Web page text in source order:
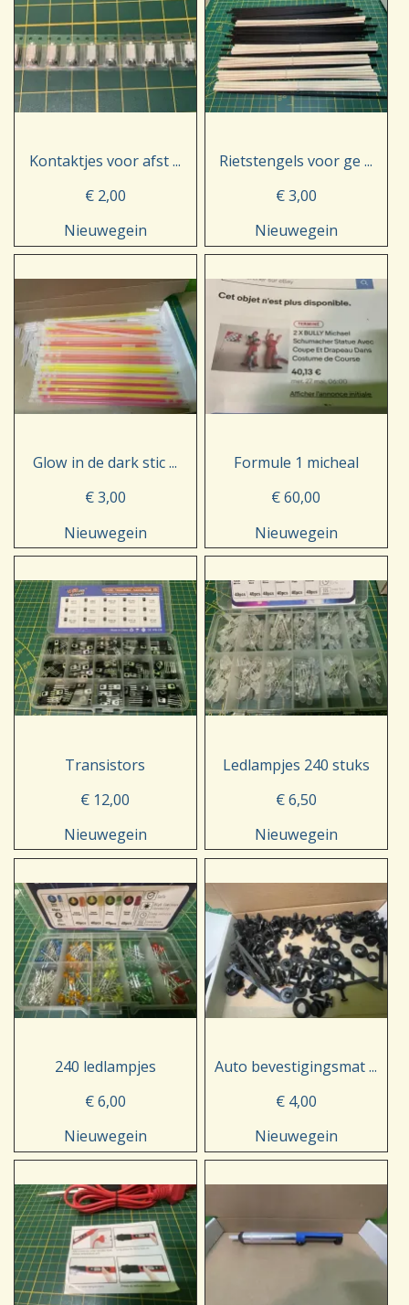
Kontaktjes voor afst ...
€ 2,00
Nieuwegein
Rietstengels voor ge ...
€ 3,00
Nieuwegein
Glow in de dark stic ...
€ 3,00
Nieuwegein
Formule 1 micheal
€ 60,00
Nieuwegein
Transistors
€ 12,00
Nieuwegein
Ledlampjes 240 stuks
€ 6,50
Nieuwegein
240 ledlampjes
€ 6,00
Nieuwegein
Auto bevestigingsmat ...
€ 4,00
Nieuwegein